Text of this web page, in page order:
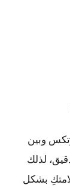
وبين
لذلك
بشكل